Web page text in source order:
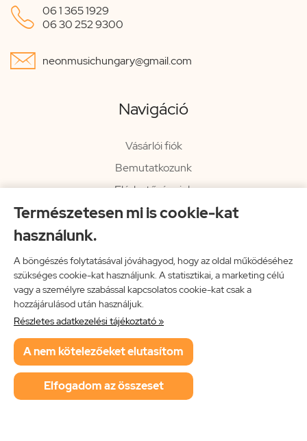
Természetesen mi is cookie-kat
használunk.
A böngészés folytatásával jóváhagyod, hogy az oldal működéséhez
szükséges cookie-kat használjunk. A statisztikai, a marketing célú
vagy a személyre szabással kapcsolatos cookie-kat csak a
hozzájárulásod után használjuk.
Részletes adatkezelési tájékoztató »
A nem kötelezőeket elutasítom
Elfogadom az összeset
 06 1 365 1929
06 30 252 9300
 neonmusichungary@gmail.com
Navigáció
Vásárlói fiók
Bemutatkozunk
Elérhetőségeink
Hírlevél
Impresszum
Vissza a főoldalra
Neon Music Hungary Bt.
ÁSZF
Adatkezelési tájékoztató